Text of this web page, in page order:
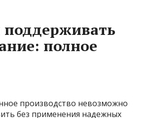
полное
производство невозможно
без применения надежных